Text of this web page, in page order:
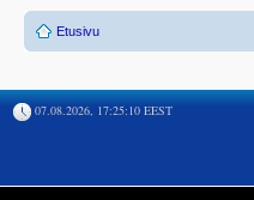
Etusivu
07.08.2026, 17:25:10 EEST